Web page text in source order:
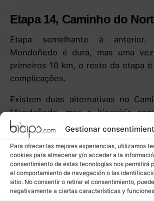
Gestionar
Para ofrecer las mejores experiencias, utilizamos
cookies para almacenar y/o acceder a la
consentimiento de estas tecnologías nos permitirá
el comportamiento de navegación o las
sitio. No consentir o retirar el consentimiento,
negativamente a ciertas características y
Etapa 14, Caminho do
Etapa semelhante à
Mondoñedo é dura, mas uma
primeiros 10 km, o resto da etapa
complicações.
Existem duas alternativas no
Mondoñedo, mas o itinerário
escolhido pela maioria dos
subida, a etapa percorre estradas
nos fazem desfrutar da bicicleta.
Passa por Vilalba, capital da
seu queijo “afumado” com D.O. San